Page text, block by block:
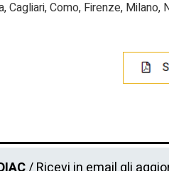
Cagliari, Como, Firenze, Milano,